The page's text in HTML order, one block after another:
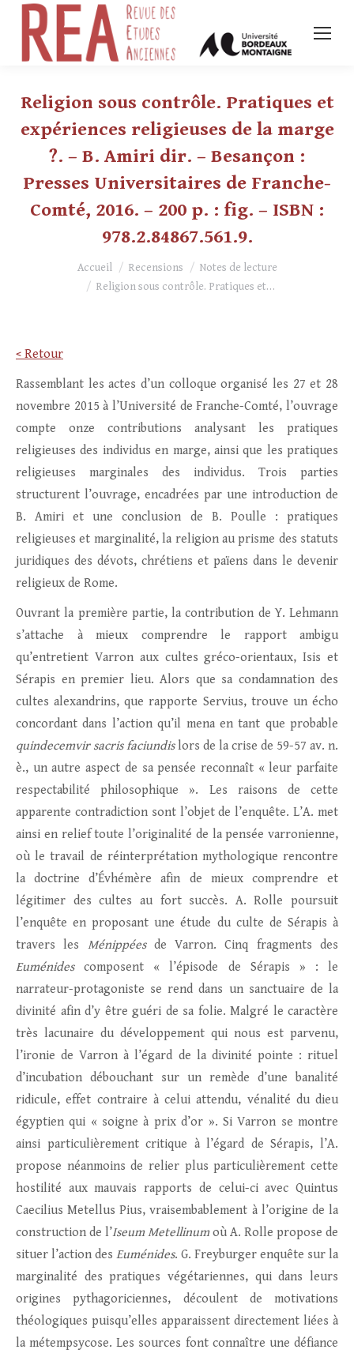
Religion sous contrôle. Pratiques et
expériences religieuses de la marge
?. – B. Amiri dir. – Besançon :
Presses Universitaires de Franche-
Comté, 2016. – 200 p. : fig. – ISBN :
978.2.84867.561.9.
Vous êtes ici :Accueil Recensions
Notes de lecture
Religion sous contrôle. Pratiques et…
< Retour
Rassemblant les actes d’un colloque organisé les 27 et 28
novembre 2015 à l’Université de Franche-Comté, l’ouvrage
compte onze contributions analysant les pratiques
religieuses des individus en marge, ainsi que les pratiques
religieuses marginales des individus. Trois parties
structurent l’ouvrage, encadrées par une introduction de
B. Amiri et une conclusion de B. Poulle : pratiques
religieuses et marginalité, la religion au prisme des statuts
juridiques des dévots, chrétiens et païens dans le devenir
religieux de Rome.
Ouvrant la première partie, la contribution de Y. Lehmann
s’attache à mieux comprendre le rapport ambigu
qu’entretient Varron aux cultes gréco-orientaux, Isis et
Sérapis en premier lieu. Alors que sa condamnation des
cultes alexandrins, que rapporte Servius, trouve un écho
concordant dans l’action qu’il mena en tant que probable
quindecemvir sacris faciundislors de la crise de 59-57 av. n.
è., un autre aspect de sa pensée reconnaît « leur parfaite
respectabilité philosophique ». Les raisons de cette
apparente contradiction sont l’objet de l’enquête. L’A. met
ainsi en relief toute l’originalité de la pensée varronienne,
où le travail de réinterprétation mythologique rencontre
la doctrine d’Évhémère afin de mieux comprendre et
légitimer des cultes au fort succès. A. Rolle poursuit
l’enquête en proposant une étude du culte de Sérapis à
travers les Ménippéesde Varron. Cinq fragments des
Euménidescomposent « l’épisode de Sérapis » : le
narrateur-protagoniste se rend dans un sanctuaire de la
divinité afin d’y être guéri de sa folie. Malgré le caractère
très lacunaire du développement qui nous est parvenu,
l’ironie de Varron à l’égard de la divinité pointe : rituel
d’incubation débouchant sur un remède d’une banalité
ridicule, effet contraire à celui attendu, vénalité du dieu
égyptien qui « soigne à prix d’or ». Si Varron se montre
ainsi particulièrement critique à l’égard de Sérapis, l’A.
propose néanmoins de relier plus particulièrement cette
hostilité aux mauvais rapports de celui-ci avec Quintus
Caecilius Metellus Pius, vraisembablement à l’origine de la
construction de l’Iseum Metellinumoù A. Rolle propose de
situer l’action des Euménides. G. Freyburger enquête sur la
marginalité des pratiques végétariennes, qui dans leurs
origines pythagoriciennes, découlent de motivations
théologiques puisqu’elles apparaissent directement liées à
la métempsycose. Les sources font connaître une défiance